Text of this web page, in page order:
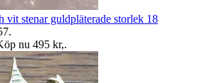
vit stenar guldpläterade storlek 18
.
nu 495 kr,.